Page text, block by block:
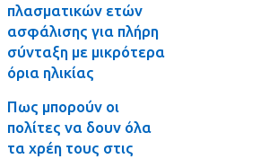
πλασματικών ετών
ασφάλισης για πλήρη
σύνταξη με μικρότερα
όρια ηλικίας
Πως μπορούν οι
πολίτες να δουν όλα
τα χρέη τους στις